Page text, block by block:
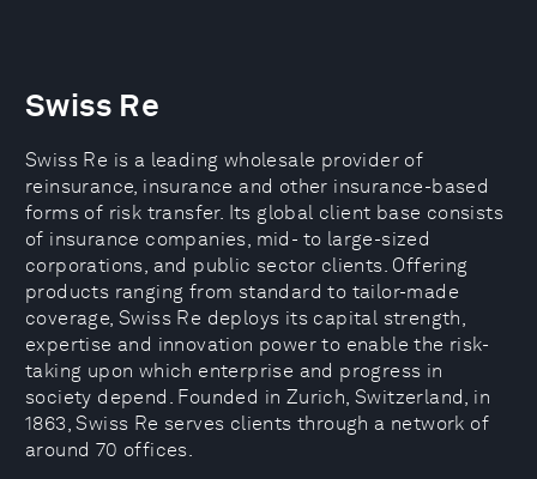
Swiss Re
Swiss Re is a leading wholesale provider of
reinsurance, insurance and other insurance-based
forms of risk transfer. Its global client base consists
of insurance companies, mid- to large-sized
corporations, and public sector clients. Offering
products ranging from standard to tailor-made
coverage, Swiss Re deploys its capital strength,
expertise and innovation power to enable the risk-
taking upon which enterprise and progress in
society depend. Founded in Zurich, Switzerland, in
1863, Swiss Re serves clients through a network of
around 70 offices.